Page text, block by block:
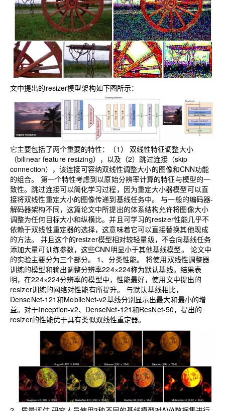
文中提出的resizer模型架构如下图所示：
它主要包括了两个重要的特性：（1） 双线性特征调整大小
（bilinear feature resizing），以及（2）跳过连接（skip
connection），该连接可容纳双线性调整大小的图像和CNN功能
的组合。
第一个特性考虑到以原始分辨率计算的特征与模型的一
致性。跳过连接可以简化学习过程，因为重定大小器模型可以直
接将双线性重定大小的图像传递到基线任务中。
与一般的编码器-
解码器架构不同，这篇论文中所提出的体系结构允许将图像大小
调整为任何目标大小和纵横比。并且可学习的resizer性能几乎不
依赖于双线性重定器的选择，这意味着它可以直接替换其他现成
的方法。
并且这个的resizer模型相对较轻量级，不会向基线任务
添加大量可训练参数，这些CNN明显小于其他基线模型。
论文中
的实验主要分为三个部分。
1、分类性能。
将使用双线性调整器
训练的模型和输出调整分辨率224×224称为默认基线。结果表
明，在224×224分辨率的模型中，性能最好，使用文中提出的
resizer训练的网络对性能有所提升。
与默认基线相比，
DenseNet-121和MobileNet-v2基线分别显示出最大和最小的增
益。对于Inception-v2、DenseNet-121和ResNet-50，提出的
resizer的性能优于具有类似双线性重定器。